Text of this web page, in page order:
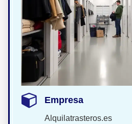
Empresa
Alquilatrasteros.es